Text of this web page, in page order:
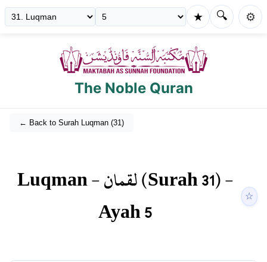
★ 🔍 ⚙️
The Noble Quran
← Back to Surah Luqman (31)
Luqman-لقمان(Surah31) -
Ayah5
☆